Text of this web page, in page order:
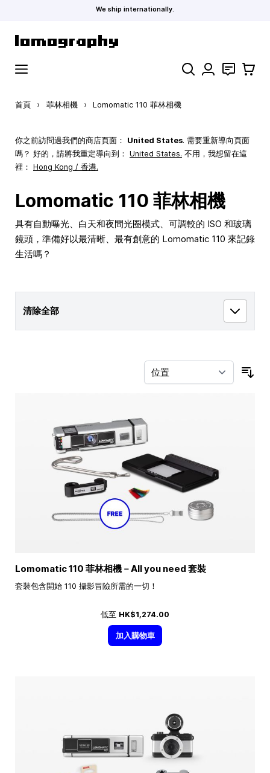
We ship internationally.
搜索 聯絡 購物車
首頁 › 菲林相機 › Lomomatic 110 菲林相機
你之前訪問過我們的商店頁面： United States. 需要重新導向頁面
嗎？ 好的，請將我重定導向到： United States. 不用，我想留在這
裡： Hong Kong / 香港.
Lomomatic 110 菲林相機
具有自動曝光、白天和夜間光圈模式、可調較的 ISO 和玻璃
鏡頭，準備好以最清晰、最有創意的 Lomomatic 110 來記錄
生活嗎？
清除全部
Lomomatic 110 菲林相機－All you need 套裝
套裝包含開始 110 攝影冒險所需的一切！
低至 HK$1,274.00
加入購物車